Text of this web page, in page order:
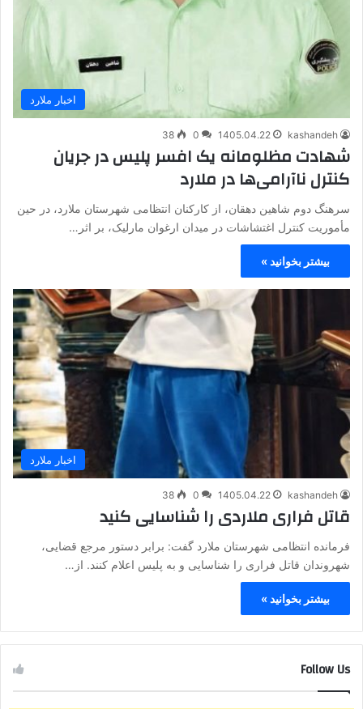
اخبار ملارد
kashandeh
1405.04.22
0
38
شهادت مظلومانه یک افسر پلیس در جریان
کنترل ناآرامی‌ها در ملارد
سرهنگ دوم شاهین دهقان، از کارکنان انتظامی شهرستان ملارد، در حین
مأموریت کنترل اغتشاشات در میدان ارغوان مارلیک، بر اثر…
بیشتر بخوانید »
اخبار ملارد
kashandeh
1405.04.22
0
38
قاتل فراری ملاردی را شناسایی کنید
فرمانده انتظامی شهرستان ملارد گفت: برابر دستور مرجع قضایی،
شهروندان قاتل فراری را شناسایی و به پلیس اعلام کنند. از…
بیشتر بخوانید »
Follow Us